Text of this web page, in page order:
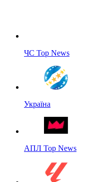
ЧС Top News
Україна
АПЛ Top News